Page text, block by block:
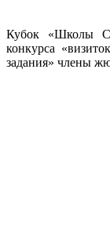
Кубок «Школы
конкурса
задания» члены